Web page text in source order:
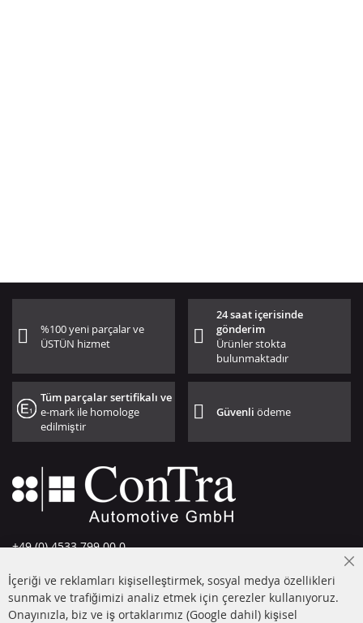
%100 yeni parçalar ve
ÜSTÜN hizmet
24 saat içerisinde
gönderim
Ürünler stokta
bulunmaktadır
Tüm parçalar sertifikalı ve
e-mark ile homologe
edilmiştir
Güvenliödeme
+49 (0) 4533 799 00 0
info@contra-automotive.de
facebook
instagram
İçeriği ve reklamları kişiselleştirmek, sosyal medya özellikleri
sunmak ve trafiğimizi analiz etmek için çerezler kullanıyoruz.
Onayınızla, biz ve iş ortaklarımız (Google dahil) kişisel